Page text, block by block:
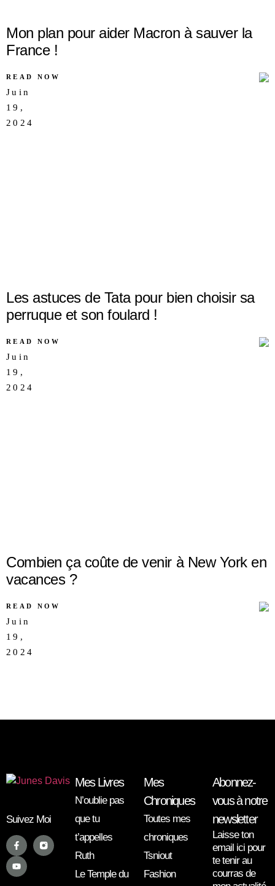
Mon plan pour aider Macron à sauver la
France !
READ NOW
Juin
19,
2024
Les astuces de Tata pour bien choisir sa
perruque et son foulard !
READ NOW
Juin
19,
2024
Combien ça coûte de venir à New York en
vacances ?
READ NOW
Juin
19,
2024
Suivez Moi
Mes Livres
N’oublie pas
que tu
t’appelles
Ruth
Le Temple du
Mes
Chroniques
Toutes mes
chroniques
Tsniout
Fashion
Abonnez-
vous à notre
newsletter
Laisse ton
email ici pour
te tenir au
courras de